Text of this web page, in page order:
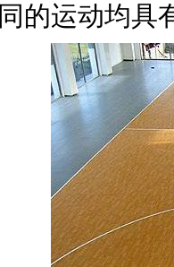
同的运动均具